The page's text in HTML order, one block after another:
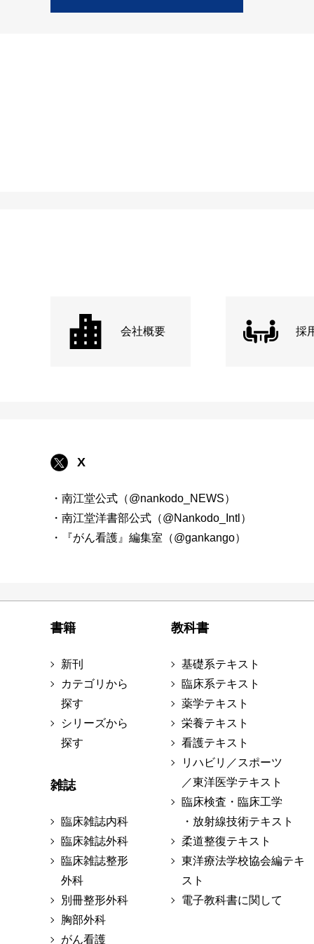
会社概要 採
X
・南江堂公式（@nankodo_NEWS）
・南江堂洋書部公式（@Nankodo_Intl）
・『がん看護』編集室（@gankango）
書籍
新刊
カテゴリから
探す
シリーズから
探す
雑誌
臨床雑誌内科
臨床雑誌外科
臨床雑誌整形
外科
別冊整形外科
胸部外科
がん看護
教科書
基礎系テキスト
臨床系テキスト
薬学テキスト
栄養テキスト
看護テキスト
リハビリ／スポーツ
／東洋医学テキスト
臨床検査・臨床工学
・放射線技術テキスト
柔道整復テキスト
東洋療法学校協会編テキ
スト
電子教科書に関して